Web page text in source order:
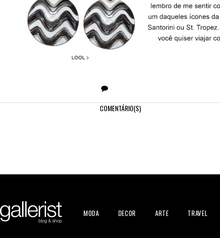
COMENTÁRIO(S)
MODA DECOR ARTE TRAVEL